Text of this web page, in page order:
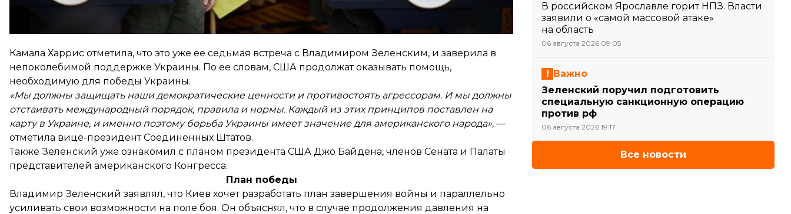
Камала Харрис отметила, что это уже ее седьмая встреча с Владимиром Зеленским, и заверила в
непоколебимой поддержке Украины. По ее словам, США продолжат оказывать помощь,
необходимую для победы Украины.
«Мы должны защищать наши демократические ценности и противостоять агрессорам. И мы должны
отстаивать международный порядок, правила и нормы. Каждый из этих принципов поставлен на
карту в Украине, и именно поэтому борьба Украины имеет значение для американского народа», —
отметила вице-президент Соединенных Штатов.
Также Зеленский уже ознакомил с планом президента США Джо Байдена, членов Сената и Палаты
представителей американского Конгресса.
План победы
Владимир Зеленский заявлял, что Киев хочет разработать план завершения войны и параллельно
усиливать свои возможности на поле боя. Он объяснял, что в случае продолжения давления на
В российском Ярославле горит НПЗ. Власти
заявили о «самой массовой атаке»
на область
06 августа 2026 09:05
Важно
Зеленский поручил подготовить
специальную санкционную операцию
против рф
06 августа 2026 19:17
Все новости